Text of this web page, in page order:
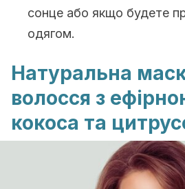
сонце або якщо будете
одягом.
Натуральна
волосся з
кокоса та